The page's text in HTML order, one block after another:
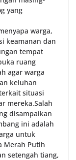
yang
warga,
keamanan dan
tempat
ruang
agar warga
keluhan
situasi
mereka.‎‎‎Salah
disampaikan
ini adalah
untuk
Merah Putih
setengah tiang,